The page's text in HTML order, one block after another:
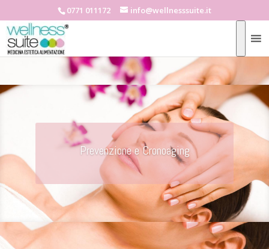
0771 011172 info@wellnesssuite.it
Prevenzione e Cronoaging